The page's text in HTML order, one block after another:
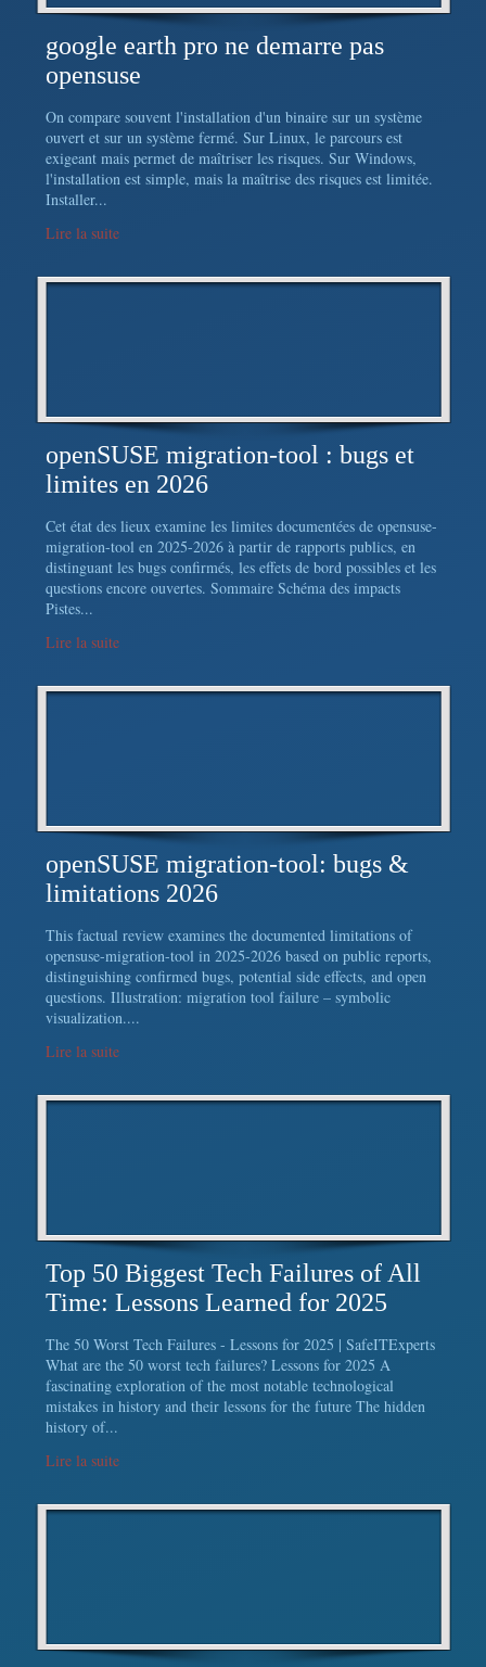
google earth pro ne demarre pas
opensuse
On compare souvent l'installation d'un binaire sur un système
ouvert et sur un système fermé. Sur Linux, le parcours est
exigeant mais permet de maîtriser les risques. Sur Windows,
l'installation est simple, mais la maîtrise des risques est limitée.
Installer...
Lire la suite
openSUSE migration-tool : bugs et
limites en 2026
Cet état des lieux examine les limites documentées de opensuse-
migration-tool en 2025-2026 à partir de rapports publics, en
distinguant les bugs confirmés, les effets de bord possibles et les
questions encore ouvertes. Sommaire Schéma des impacts
Pistes...
Lire la suite
openSUSE migration-tool: bugs &
limitations 2026
This factual review examines the documented limitations of
opensuse-migration-tool in 2025-2026 based on public reports,
distinguishing confirmed bugs, potential side effects, and open
questions. Illustration: migration tool failure – symbolic
visualization....
Lire la suite
Top 50 Biggest Tech Failures of All
Time: Lessons Learned for 2025
The 50 Worst Tech Failures - Lessons for 2025 | SafeITExperts
What are the 50 worst tech failures? Lessons for 2025 A
fascinating exploration of the most notable technological
mistakes in history and their lessons for the future The hidden
history of...
Lire la suite